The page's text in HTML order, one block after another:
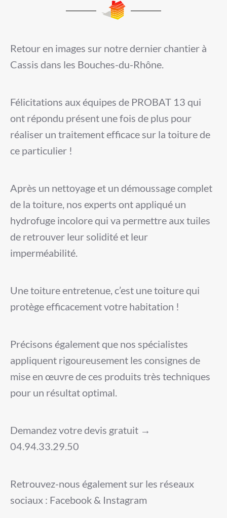
Retour en images sur notre dernier chantier à
Cassis dans les Bouches-du-Rhône.
Félicitations aux équipes de PROBAT 13 qui
ont répondu présent une fois de plus pour
réaliser un traitement efficace sur la toiture de
ce particulier !
Après un nettoyage et un démoussage complet
de la toiture, nos experts ont appliqué un
hydrofuge incolore qui va permettre aux tuiles
de retrouver leur solidité et leur
imperméabilité.
Une toiture entretenue, c’est une toiture qui
protège efficacement votre habitation !
Précisons également que nos spécialistes
appliquent rigoureusement les consignes de
mise en œuvre de ces produits très techniques
pour un résultat optimal.
Demandez votre devis gratuit →
04.94.33.29.50
Retrouvez-nous également sur les réseaux
sociaux : Facebook & Instagram